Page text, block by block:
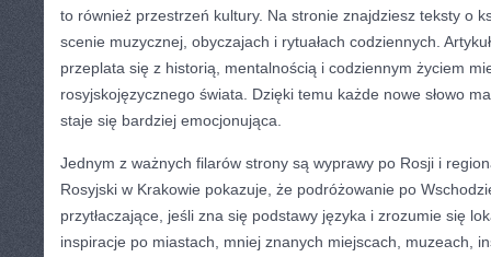
to również przestrzeń kultury. Na stronie znajdziesz teksty o
scenie muzycznej, obyczajach i rytuałach codziennych.
przeplata się z historią, mentalnością i codziennym życiem
rosyjskojęzycznego świata. Dzięki temu każde nowe słowo
staje się bardziej emocjonująca.
Jednym z ważnych filarów strony są wyprawy po Rosji i
Rosyjski w Krakowie pokazuje, że podróżowanie po
przytłaczające, jeśli zna się podstawy języka i zrozumie się
inspiracje po miastach, mniej znanych miejscach, muzeach,